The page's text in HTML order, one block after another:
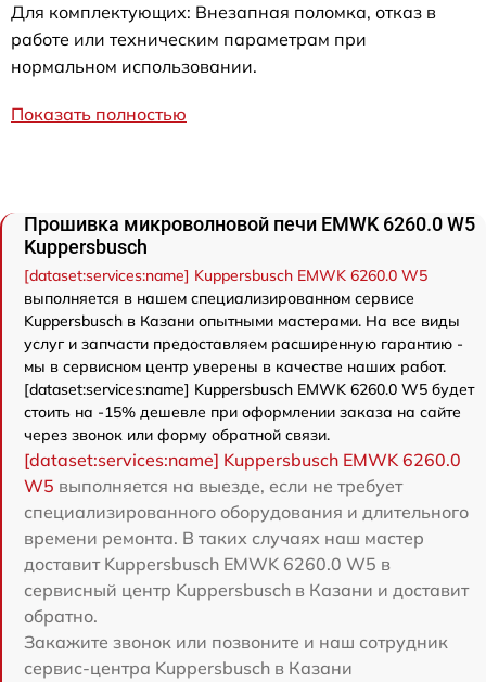
Для комплектующих: Внезапная поломка, отказ в
работе или техническим параметрам при
нормальном использовании.
Показать полностью
Прошивка микроволновой печи EMWK 6260.0 W5
Kuppersbusch
[dataset:services:name] Kuppersbusch EMWK 6260.0 W5
выполняется в нашем специализированном сервисе
Kuppersbusch в Казани опытными мастерами. На все виды
услуг и запчасти предоставляем расширенную гарантию -
мы в сервисном центр уверены в качестве наших работ.
[dataset:services:name] Kuppersbusch EMWK 6260.0 W5 будет
стоить на -15% дешевле при оформлении заказа на сайте
через звонок или форму обратной связи.
[dataset:services:name] Kuppersbusch EMWK 6260.0
W5 выполняется на выезде, если не требует
специализированного оборудования и длительного
времени ремонта. В таких случаях наш мастер
доставит Kuppersbusch EMWK 6260.0 W5 в
сервисный центр Kuppersbusch в Казани и доставит
обратно.
Закажите звонок или позвоните и наш сотрудник
сервис-центра Kuppersbusch в Казани